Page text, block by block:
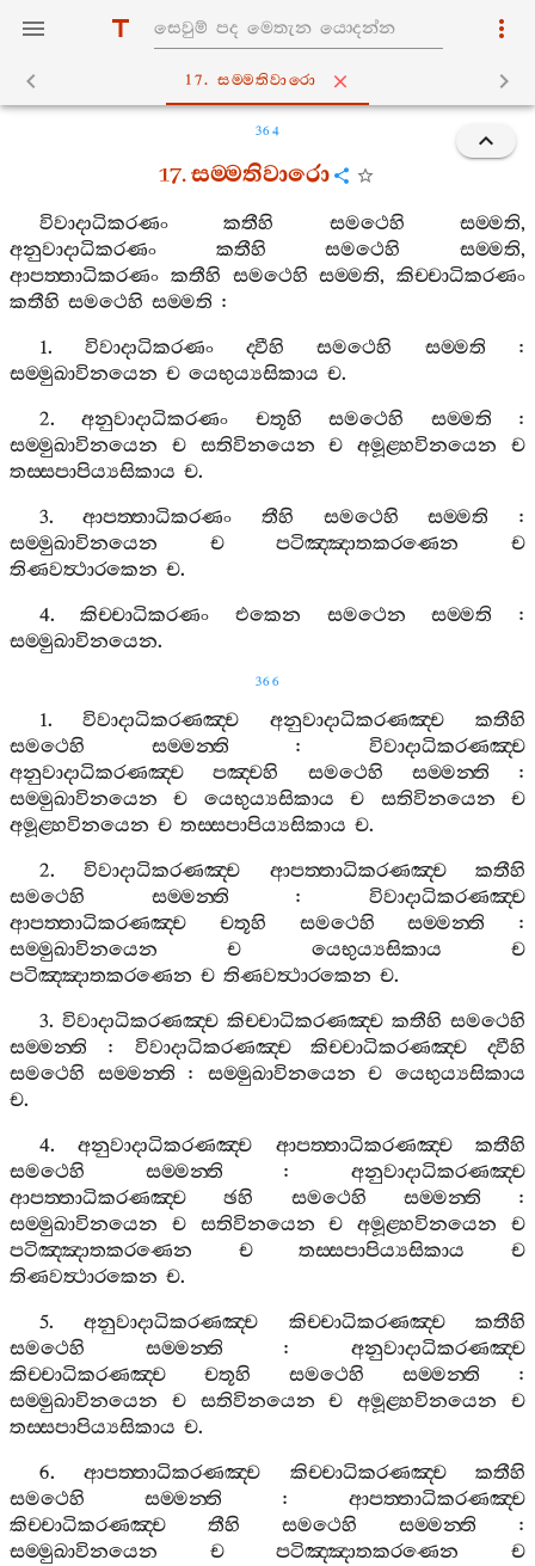
17. සම‍්මතිවාරො
364
17.සම‍්මතිවාරො
විවාදාධිකරණං කතීහි සමථෙහි සම‍්මති,
අනුවාදාධිකරණං
කතීහි සමථෙහි සම‍්මති,
ආපත‍්තාධිකරණං කතීහි සමථෙහි සම‍්මති, කිච‍්චාධිකරණං
කතීහි සමථෙහි සම‍්මති :
1. විවාදාධිකරණං ද‍්වීහි සමථෙහි සම‍්මති :
සම‍්මුඛාවිනයෙන ච යෙභුය්‍යසිකාය ච.
2.අනුවාදාධිකරණං චතූහි සමථෙහි සම‍්මති :
සම‍්මුඛාවිනයෙන
ච සතිවිනයෙන ච අමූළ‍්හවිනයෙන
ච
තස‍්සපාපිය්‍යසිකාය ච.
3.ආපත‍්තාධිකරණං තීහි සමථෙහි සම‍්මති :
සම‍්මුඛාවිනයෙන
ච පටිඤ‍්ඤාතකරණෙන
ච
තිණවත්‍ථාරකෙන ච.
4.කිච‍්චාධිකරණං එකෙන සමථෙන සම‍්මති :
සම‍්මුඛාවිනයෙන.
366
1.විවාදාධිකරණඤ‍්ච අනුවාදාධිකරණඤ‍්ච
කතීහි
සමථෙහි
සම‍්මන‍්ති :විවාදාධිකරණඤ‍්ච
අනුවාදාධිකරණඤ‍්ච
පඤ‍්චහි සමථෙහි සම‍්මන‍්ති :
සම‍්මුඛාවිනයෙන
ච යෙභුය්‍යසිකාය ච සතිවිනයෙන
ච
අමූළ‍්හවිනයෙන ච තස‍්සපාපිය්‍යසිකාය ච.
2.විවාදාධිකරණඤ‍්ච ආපත‍්තාධිකරණඤ‍්ච
කතීහි
සමථෙහි
සම‍්මන‍්ති :විවාදාධිකරණඤ‍්ච
ආපත‍්තාධිකරණඤ‍්ච
චතූහි සමථෙහි සම‍්මන‍්ති :
සම‍්මුඛාවිනයෙන
ච යෙභුය්‍යසිකාය
ච
පටිඤ‍්ඤාතකරණෙන ච තිණවත්‍ථාරකෙන ච.
3. විවාදාධිකරණඤ‍්ච කිච‍්චාධිකරණඤ‍්ච කතීහි සමථෙහි
සම‍්මන‍්ති : විවාදාධිකරණඤ‍්ච කිච‍්චාධිකරණඤ‍්ච
ද‍්වීහි
සමථෙහි
සම‍්මන‍්ති : සම‍්මුඛාවිනයෙන ච යෙභුය්‍යසිකාය
ච.
4.අනුවාදාධිකරණඤ‍්ච ආපත‍්තාධිකරණඤ‍්ච
කතීහි
සමථෙහි
සම‍්මන‍්ති :අනුවාදාධිකරණඤ‍්ච
ආපත‍්තාධිකරණඤ‍්ච
ඡහි සමථෙහි සම‍්මන‍්ති :
සම‍්මුඛාවිනයෙන
ච සතිවිනයෙන ච අමූළ‍්හවිනයෙන
ච
පටිඤ‍්ඤාතකරණෙන
ච තස‍්සපාපිය්‍යසිකාය
ච
තිණවත්‍ථාරකෙන ච.
5.අනුවාදාධිකරණඤ‍්ච කිච‍්චාධිකරණඤ‍්ච
කතීහි
සමථෙහි
සම‍්මන‍්ති :අනුවාදාධිකරණඤ‍්ච
කිච‍්චාධිකරණඤ‍්ච
චතූහි සමථෙහි සම‍්මන‍්ති :
සම‍්මුඛාවිනයෙන
ච සතිවිනයෙන ච අමූළ‍්හවිනයෙන
ච
තස‍්සපාපිය්‍යසිකාය ච.
6.ආපත‍්තාධිකරණඤ‍්ච කිච‍්චාධිකරණඤ‍්ච
කතීහි
සමථෙහි
සම‍්මන‍්ති : ආපත‍්තාධිකරණඤ‍්ච
කිච‍්චාධිකරණඤ‍්ච
තීහි සමථෙහි සම‍්මන‍්ති :
සම‍්මුඛාවිනයෙන
ච පටිඤ‍්ඤාතකරණෙන
ච